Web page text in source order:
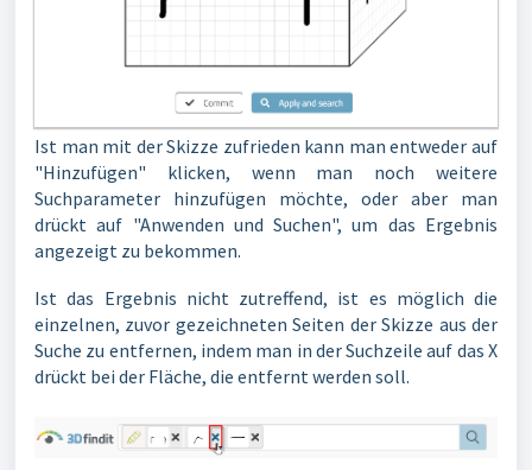
Ist man mit der Skizze zufrieden kann man entweder auf
"Hinzufügen" klicken, wenn man noch weitere
Suchparameter hinzufügen möchte, oder aber man
drückt auf "Anwenden und Suchen", um das Ergebnis
angezeigt zu bekommen.
Ist das Ergebnis nicht zutreffend, ist es möglich die
einzelnen, zuvor gezeichneten Seiten der Skizze aus der
Suche zu entfernen, indem man in der Suchzeile auf das X
drückt bei der Fläche, die entfernt werden soll.